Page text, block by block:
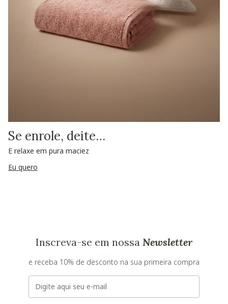
Se enrole, deite…
E relaxe em pura maciez
Eu quero
Inscreva-se em nossa Newsletter
e receba 10% de desconto na sua primeira compra
E-mail